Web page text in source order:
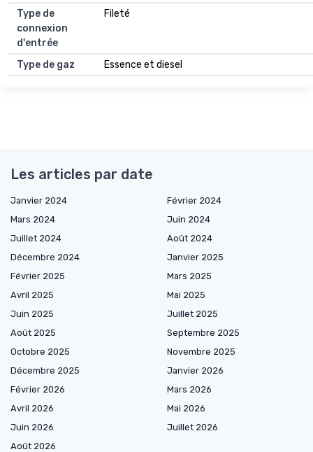
Type de
connexion
d'entrée
Fileté
Type de gaz Essence et diesel
Les articles par date
Janvier 2024
Février 2024
Mars 2024
Juin 2024
Juillet 2024
Août 2024
Décembre 2024
Janvier 2025
Février 2025
Mars 2025
Avril 2025
Mai 2025
Juin 2025
Juillet 2025
Août 2025
Septembre 2025
Octobre 2025
Novembre 2025
Décembre 2025
Janvier 2026
Février 2026
Mars 2026
Avril 2026
Mai 2026
Juin 2026
Juillet 2026
Août 2026